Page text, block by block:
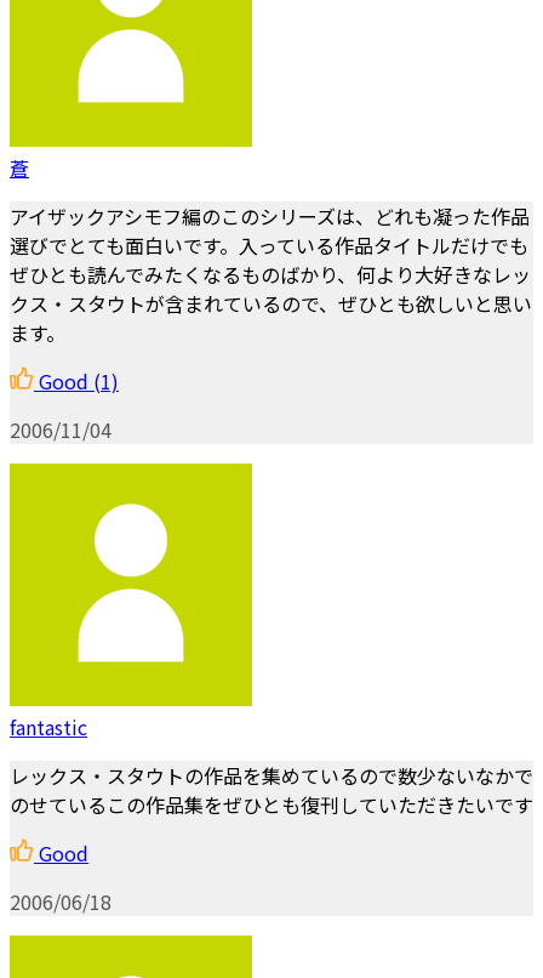
蒼
アイザックアシモフ編のこのシリーズは、どれも凝った作品
選びでとても面白いです。入っている作品タイトルだけでも
ぜひとも読んでみたくなるものばかり、何より大好きなレッ
クス・スタウトが含まれているので、ぜひとも欲しいと思い
ます。
Good (1)
2006/11/04
fantastic
レックス・スタウトの作品を集めているので数少ないなかで
のせているこの作品集をぜひとも復刊していただきたいです
Good
2006/06/18